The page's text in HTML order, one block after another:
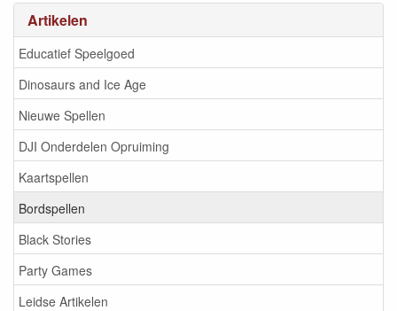
Artikelen
Educatief Speelgoed
Dinosaurs and Ice Age
Nieuwe Spellen
DJI Onderdelen Opruiming
Kaartspellen
Bordspellen
Black Stories
Party Games
Leidse Artikelen